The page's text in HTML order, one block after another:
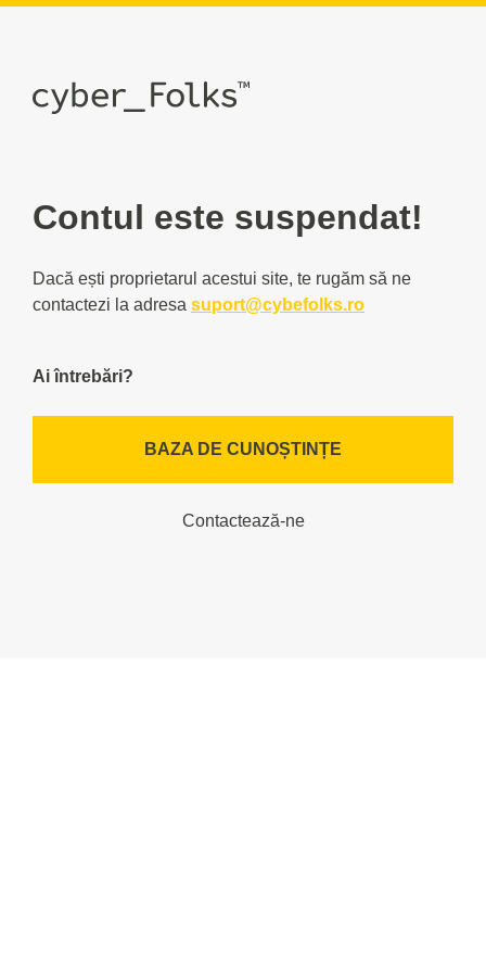
Contul este suspendat!
Dacă ești proprietarul acestui site, te rugăm să ne
contactezi la adresa suport@cybefolks.ro
Ai întrebări?
BAZA DE CUNOȘTINȚE
Contactează-ne